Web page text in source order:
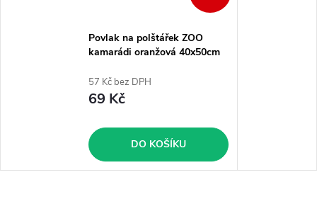
Povlak na polštářek ZOO
kamarádi oranžová 40x50cm
57 Kč bez DPH
69 Kč
DO KOŠÍKU